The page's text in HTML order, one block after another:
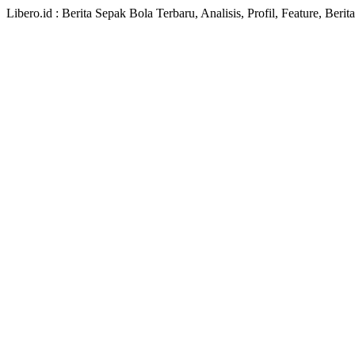
Libero.id : Berita Sepak Bola Terbaru, Analisis, Profil, Feature,